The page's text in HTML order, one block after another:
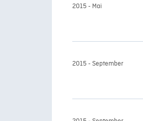
2015 - Mai
2015 - September